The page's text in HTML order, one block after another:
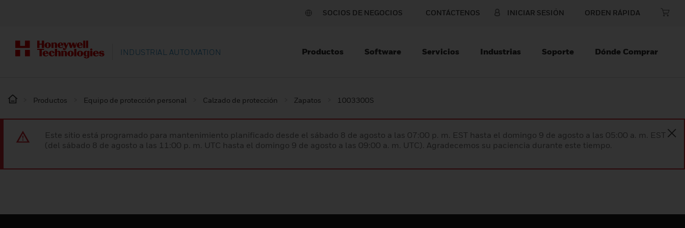
SOCIOS DE NEGOCIOS CONTÁCTENOS INICIAR SESIÓN ORDEN RÁPIDA
INDUSTRIAL AUTOMATION Productos Software Servicios Industrias Soporte Dónde Comprar
Productos Equipo de protección personal Calzado de protección Zapatos 1003300S
Este sitio está programado para mantenimiento planificado desde el sábado 8 de agosto a las 07:00 p. m. EST hasta el domingo 9 de agosto a las 05:00 a. m. EST
(del sábado 8 de agosto a las 11:00 p. m. UTC hasta el domingo 9 de agosto a las 09:00 a. m. UTC). Agradecemos su paciencia durante este tiempo.